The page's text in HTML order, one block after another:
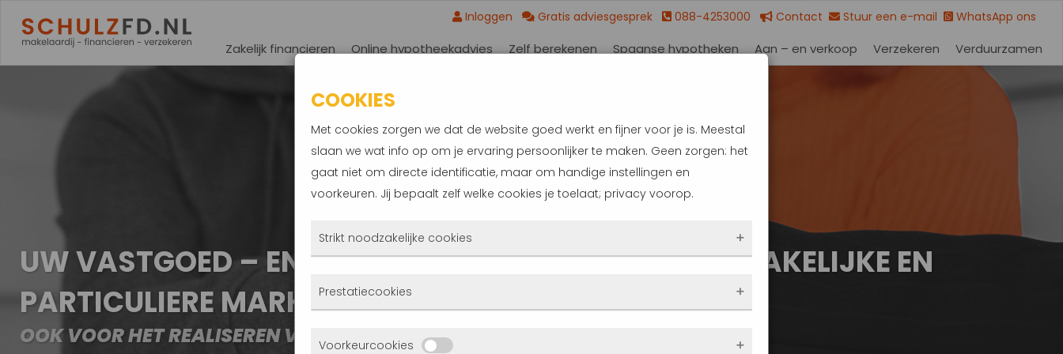
Inloggen Gratis adviesgesprek 088-4253000 Contact Stuur een e-mail WhatsApp ons
Zakelijk financieren Online hypotheekadvies Zelf berekenen Spaanse hypotheken Aan – en verkoop Verzekeren Verduurzamen
UW VASTGOED – EN FINANCIËLE PARTNER VOOR DE ZAKELIJKE EN
PARTICULIERE MARKT!
OOK VOOR HET REALISEREN VAN UW SPAANSE DROOMCASA!
COOKIES
Met cookies zorgen we dat de website goed werkt en fijner voor je is. Meestal
slaan we wat info op om je ervaring persoonlijker te maken. Geen zorgen: het
gaat niet om directe identificatie, maar om handige instellingen en
voorkeuren. Jij bepaalt zelf welke cookies je toelaat; privacy voorop.
Strikt noodzakelijke cookies
privacyvoorkeuren opslaan. Je kunt je browser zo instellen dat hij deze
Prestatiecookies
Met deze cookies zien we hoe vaak onze site bezocht wordt, waar
Voorkeurcookies